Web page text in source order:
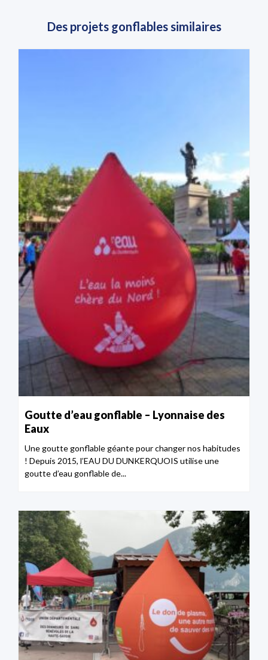
Des projets gonflables similaires
Goutte d’eau gonflable – Lyonnaise des
Eaux
Une goutte gonflable géante pour changer nos habitudes
! Depuis 2015, l’EAU DU DUNKERQUOIS utilise une
goutte d’eau gonflable de...